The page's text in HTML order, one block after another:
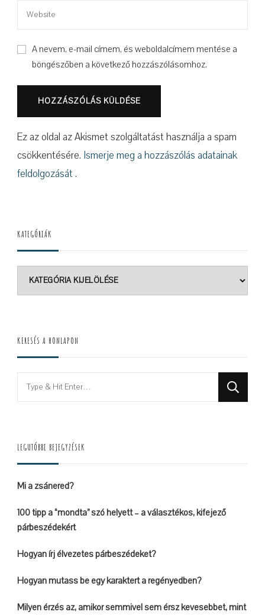
A nevem, e-mail címem, és weboldalcímem mentése a
böngészőben a következő hozzászólásomhoz.
Ez az oldal az Akismet szolgáltatást használja a spam
csökkentésére. Ismerje meg a hozzászólás adatainak
feldolgozását.
KATEGÓRIÁK
Kategóriák
KERESÉS A HONLAPON
Looking
for
LEGUTÓBBI BEJEGYZÉSEK
Mi a zsánered?
100 tipp a “mondta” szó helyett – a választékos, kifejező
párbeszédekért
Hogyan írj élvezetes párbeszédeket?
Hogyan mutass be egy karaktert a regényedben?
Milyen érzés az, amikor semmivel sem érsz kevesebbet, mint